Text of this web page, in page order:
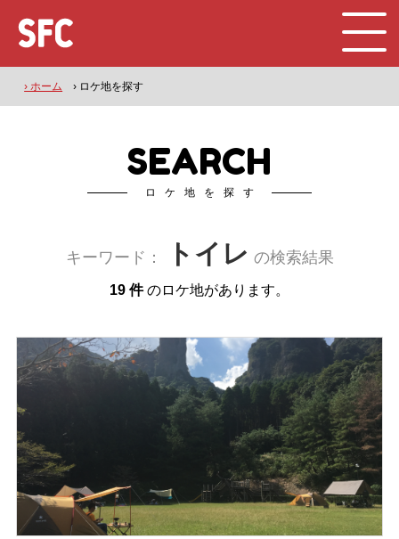
› ホーム › ロケ地を探す
SEARCH
ロケ地を探す
キーワード： トイレ の検索結果
19 件のロケ地があります。